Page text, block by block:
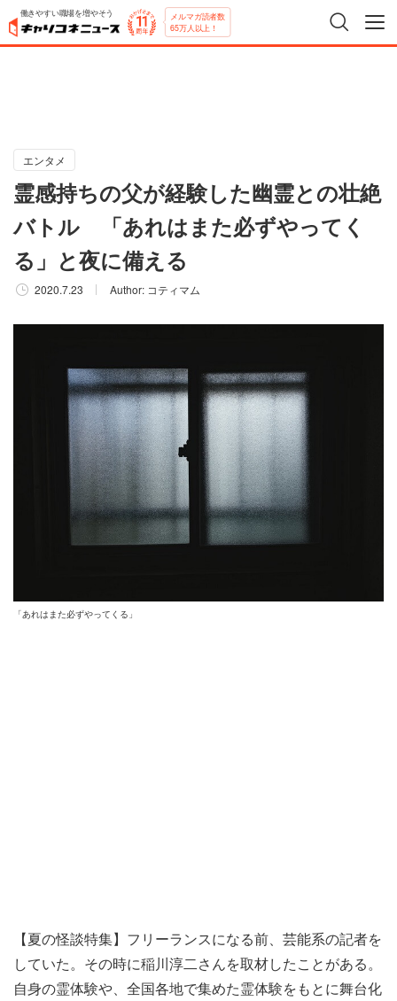
働きやすい職場を増やそう メルマガ読者数
65万人以上！
エンタメ
霊感持ちの父が経験した幽霊との壮絶
バトル 「あれはまた必ずやってく
る」と夜に備える
2020.7.23 Author: コティマム
「あれはまた必ずやってくる」
【夏の怪談特集】フリーランスになる前、芸能系の記者を
していた。その時に稲川淳二さんを取材したことがある。
自身の霊体験や、全国各地で集めた霊体験をもとに舞台化